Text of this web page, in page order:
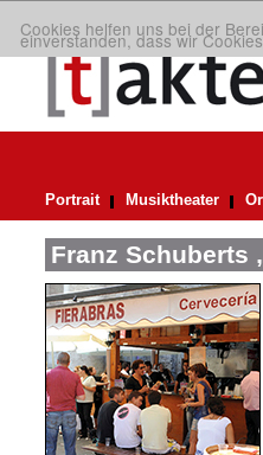
Cookies helfen uns bei der
einverstanden, dass wir
Portrait Musiktheater
Franz Schuberts